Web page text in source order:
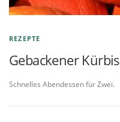
REZEPTE
Gebackener Kürbis
Schnelles Abendessen für Zwei.